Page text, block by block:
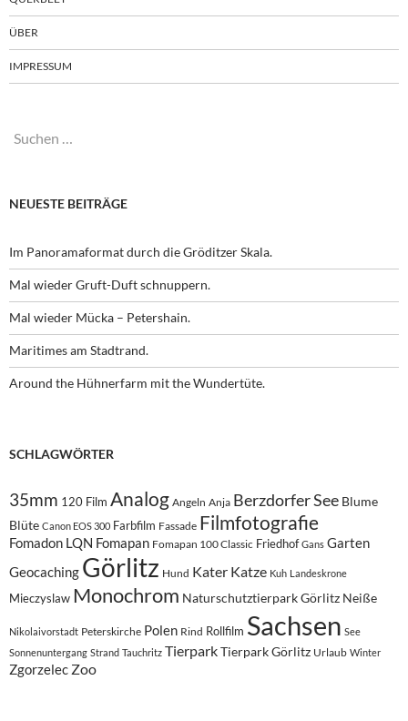
ÜBER
IMPRESSUM
Suchen
NEUESTE BEITRÄGE
Im Panoramaformat durch die Gröditzer Skala.
Mal wieder Gruft-Duft schnuppern.
Mal wieder Mücka – Petershain.
Maritimes am Stadtrand.
Around the Hühnerfarm mit the Wundertüte.
SCHLAGWÖRTER
35mm 120 Film Analog Angeln Anja Berzdorfer See Blume
Blüte Canon EOS 300 Farbfilm Fassade Filmfotografie
Fomadon LQN Fomapan Fomapan 100 Classic Friedhof Gans Garten
Geocaching Görlitz Hund Kater Katze Kuh Landeskrone
Mieczyslaw Monochrom Naturschutztierpark Görlitz Neiße
Nikolaivorstadt Peterskirche Polen Rind Rollfilm Sachsen See
Sonnenuntergang Strand Tauchritz TierparkTierpark Görlitz Urlaub Winter
Zgorzelec Zoo